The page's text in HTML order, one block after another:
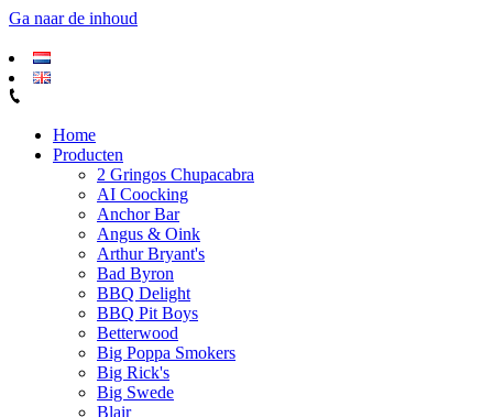
Ga naar de inhoud
Home
Producten
2 Gringos Chupacabra
AI Coocking
Anchor Bar
Angus & Oink
Arthur Bryant's
Bad Byron
BBQ Delight
BBQ Pit Boys
Betterwood
Big Poppa Smokers
Big Rick's
Big Swede
Blair